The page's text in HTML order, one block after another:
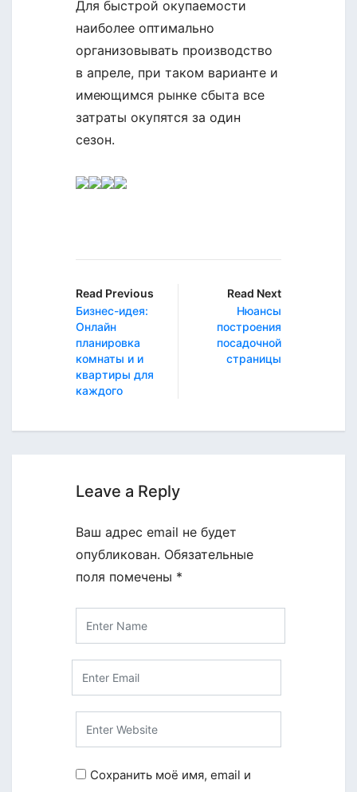
Для быстрой окупаемости
наиболее оптимально
организовывать производство
в апреле, при таком варианте и
имеющимся рынке сбыта все
затраты окупятся за один
сезон.
Read Previous
Бизнес-идея:
Онлайн
планировка
комнаты и и
квартиры для
каждого
Read Next
Нюансы
построения
посадочной
страницы
Leave a Reply
Ваш адрес email не будет
опубликован. Обязательные
поля помечены *
Сохранить моё имя, email и